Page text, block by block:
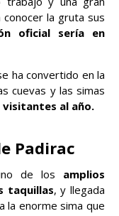
la gruta sus
oficial sería en
ha convertido en la
cuevas y las simas
visitantes al año.
Padirac
de los amplios
taquillas, y llegada
la enorme sima que